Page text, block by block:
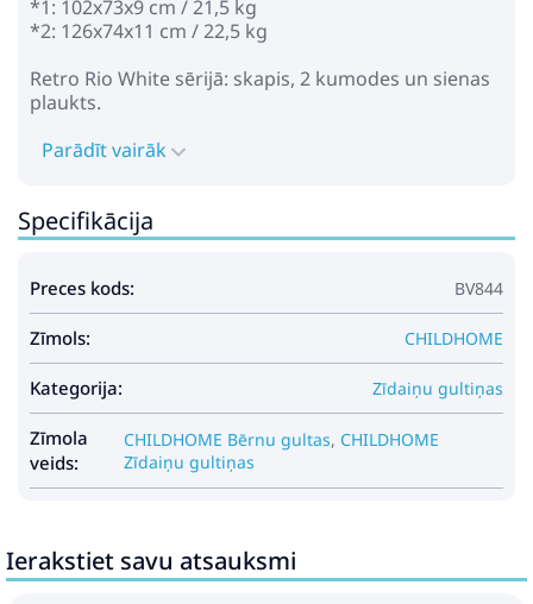
*1: 102x73x9 сm / 21,5 kg
*2: 126x74x11 сm / 22,5 kg
Retro Rio White sērijā: skapis, 2 kumodes un sienas
plaukts.
Parādīt vairāk
Specifikācija
Preces kods: BV844
Zīmols: CHILDHOME
Kategorija: Zīdaiņu gultiņas
Zīmola
veids:
CHILDHOME Bērnu gultas, CHILDHOME
Zīdaiņu gultiņas
Ierakstiet savu atsauksmi